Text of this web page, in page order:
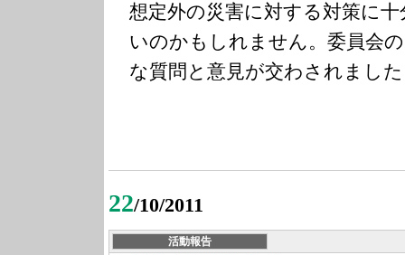
想定外の災害に対する対策に
いのかもしれません。委員会
な質問と意見が交わされまし
22/10/2011
活動報告